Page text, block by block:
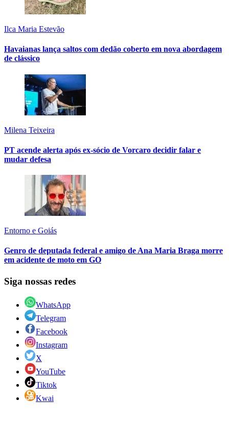
Ilca Maria Estevão
Havaianas lança saltos com dedão coberto em nova abordagem
de clássico
Milena Teixeira
PT acende alerta após ex-sócio de Vorcaro decidir falar e
mudar defesa
Entorno e Goiás
Genro de deputada federal e amigo de Ana Maria Braga morre
em acidente de moto em GO
Siga nossas redes
WhatsApp
Telegram
Facebook
Instagram
X
YouTube
Tiktok
Kwai